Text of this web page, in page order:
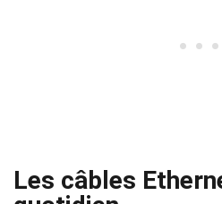
Les câbles